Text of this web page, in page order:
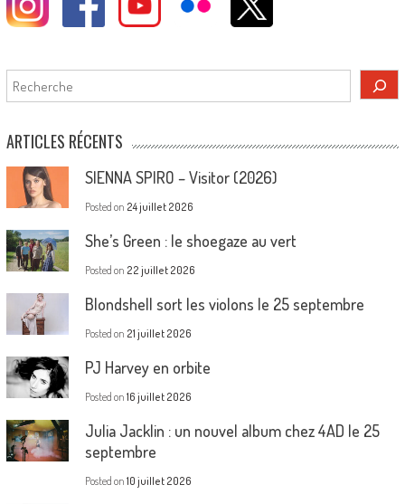
Rechercher
ARTICLES RÉCENTS
SIENNA SPIRO – Visitor (2026)
Posted on 24 juillet 2026
She’s Green : le shoegaze au vert
Posted on 22 juillet 2026
Blondshell sort les violons le 25 septembre
Posted on 21 juillet 2026
PJ Harvey en orbite
Posted on 16 juillet 2026
Julia Jacklin : un nouvel album chez 4AD le 25
septembre
Posted on 10 juillet 2026